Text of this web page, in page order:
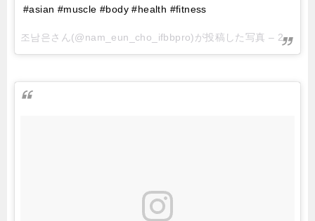
#asian #muscle #body #health #fitness
조남은さん(@nam_eun_cho_ifbbpro)が投稿した写真 – 2016 10月 25 10:01午後 PDT